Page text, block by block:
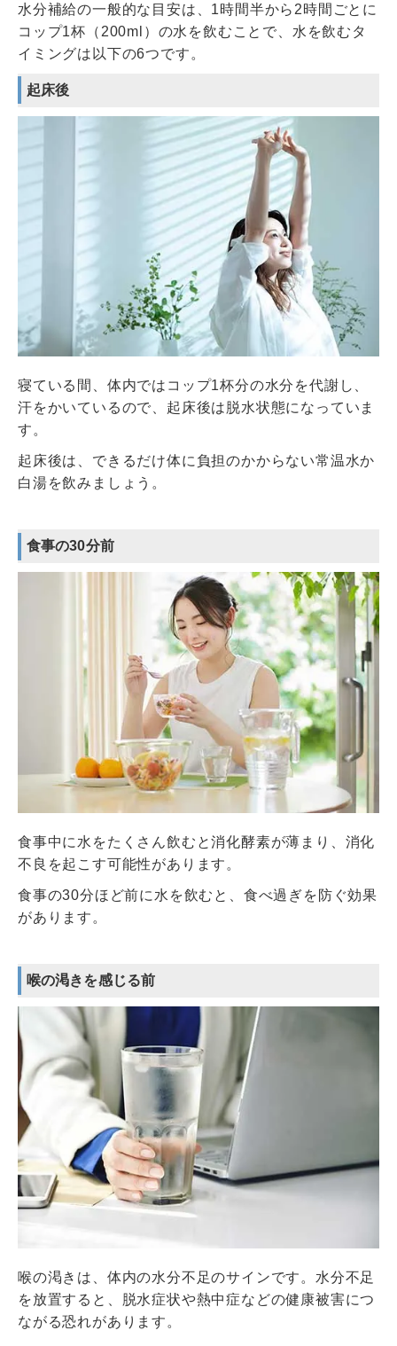
水分補給の一般的な目安は、1時間半から2時間ごとに
コップ1杯（200ml）の水を飲むことで、水を飲むタ
イミングは以下の6つです。
起床後
寝ている間、体内ではコップ1杯分の水分を代謝し、
汗をかいているので、起床後は脱水状態になっていま
す。
起床後は、できるだけ体に負担のかからない常温水か
白湯を飲みましょう。
食事の30分前
食事中に水をたくさん飲むと消化酵素が薄まり、消化
不良を起こす可能性があります。
食事の30分ほど前に水を飲むと、食べ過ぎを防ぐ効果
があります。
喉の渇きを感じる前
喉の渇きは、体内の水分不足のサインです。水分不足
を放置すると、脱水症状や熱中症などの健康被害につ
ながる恐れがあります。